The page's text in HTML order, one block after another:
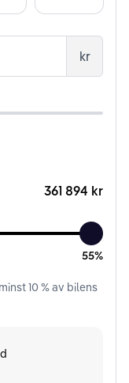
kr
361 894 kr
55%
10% av bilens